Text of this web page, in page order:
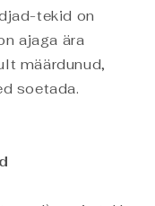
tekid on
ajaga ära
määrdunud,
soetada.